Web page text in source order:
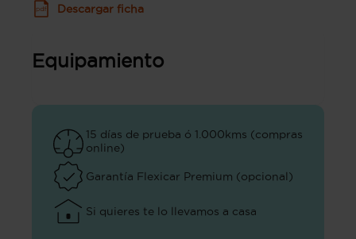
Descargar ficha
Equipamiento
15 días de prueba ó 1.000kms (compras
online)
Garantía Flexicar Premium (opcional)
Si quieres te lo llevamos a casa